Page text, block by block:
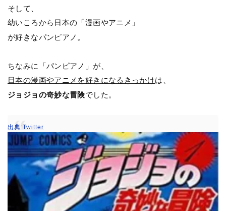
そして、
幼いころから日本の「漫画やアニメ」
が好きなパンピアノ。
ちなみに「パンピアノ」が、
日本の漫画やアニメを好きになるきっかけは、
ジョジョの奇妙な冒険でした。
出典:Twitter